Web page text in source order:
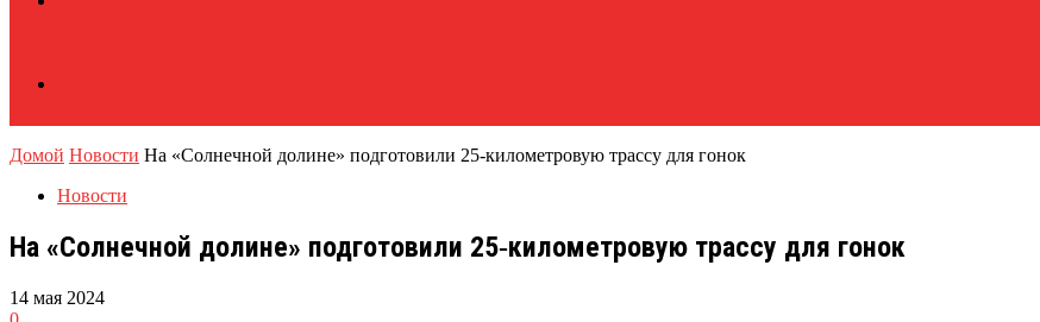
Домой Новости На «Солнечной долине» подготовили 25‑километровую трассу для гонок
Новости
На «Солнечной долине» подготовили 25‑километровую трассу для гонок
14 мая 2024